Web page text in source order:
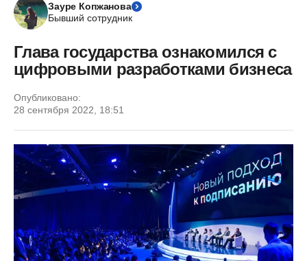
Зауре Копжанова
Бывший сотрудник
Глава государства ознакомился с
цифровыми разработками бизнеса
Опубликовано:
28 сентября 2022, 18:51